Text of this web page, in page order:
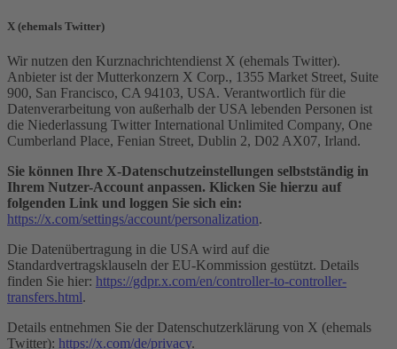
X (ehemals Twitter)
Wir nutzen den Kurznachrichtendienst X (ehemals Twitter).
Anbieter ist der Mutterkonzern X Corp., 1355 Market Street, Suite
900, San Francisco, CA 94103, USA. Verantwortlich für die
Datenverarbeitung von außerhalb der USA lebenden Personen ist
die Niederlassung Twitter International Unlimited Company, One
Cumberland Place, Fenian Street, Dublin 2, D02 AX07, Irland.
Sie können Ihre X-Datenschutzeinstellungen selbstständig in
Ihrem Nutzer-Account anpassen. Klicken Sie hierzu auf
folgenden Link und loggen Sie sich ein:
https://x.com/settings/account/personalization.
Die Datenübertragung in die USA wird auf die
Standardvertragsklauseln der EU-Kommission gestützt. Details
finden Sie hier: https://gdpr.x.com/en/controller-to-controller-
transfers.html.
Details entnehmen Sie der Datenschutzerklärung von X (ehemals
Twitter): https://x.com/de/privacy.